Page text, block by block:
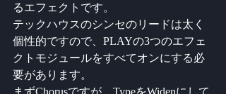
るエフェクトです。
テックハウスのシンセのリードは太く
個性的ですので、PLAYの3つのエフェ
クトモジュールをすべてオンにする必
要があります。
まずChorusですが、TypeをWidenにして